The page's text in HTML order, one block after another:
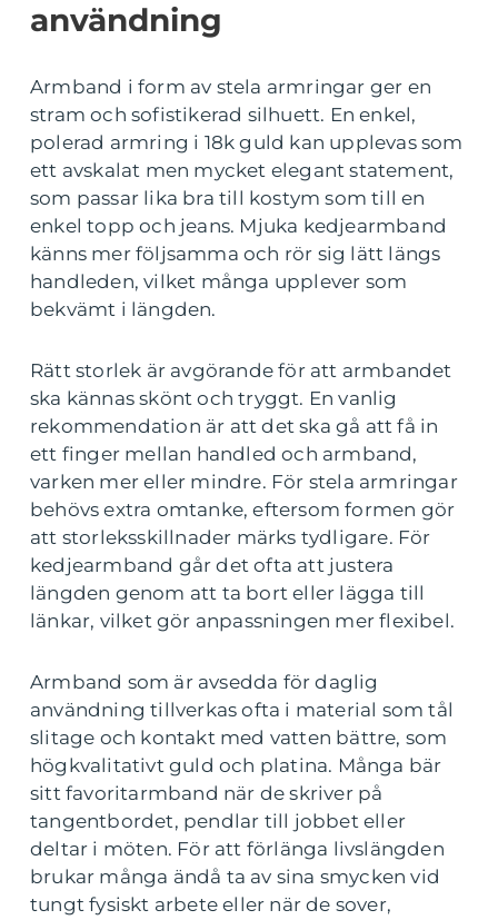
användning
Armband i form av stela armringar ger en
stram och sofistikerad silhuett. En enkel,
polerad armring i 18k guld kan upplevas som
ett avskalat men mycket elegant statement,
som passar lika bra till kostym som till en
enkel topp och jeans. Mjuka kedjearmband
känns mer följsamma och rör sig lätt längs
handleden, vilket många upplever som
bekvämt i längden.
Rätt storlek är avgörande för att armbandet
ska kännas skönt och tryggt. En vanlig
rekommendation är att det ska gå att få in
ett finger mellan handled och armband,
varken mer eller mindre. För stela armringar
behövs extra omtanke, eftersom formen gör
att storleksskillnader märks tydligare. För
kedjearmband går det ofta att justera
längden genom att ta bort eller lägga till
länkar, vilket gör anpassningen mer flexibel.
Armband som är avsedda för daglig
användning tillverkas ofta i material som tål
slitage och kontakt med vatten bättre, som
högkvalitativt guld och platina. Många bär
sitt favoritarmband när de skriver på
tangentbordet, pendlar till jobbet eller
deltar i möten. För att förlänga livslängden
brukar många ändå ta av sina smycken vid
tungt fysiskt arbete eller när de sover,